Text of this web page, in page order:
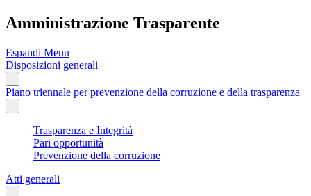
Amministrazione Trasparente
Espandi Menu
Disposizioni generali
Piano triennale per prevenzione della corruzione e della trasparenza
Trasparenza e Integrità
Pari opportunità
Prevenzione della corruzione
Atti generali